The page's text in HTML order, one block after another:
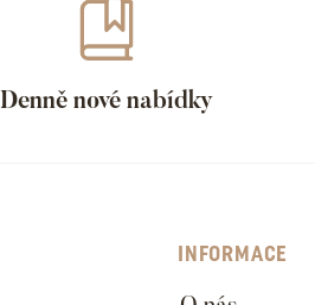
Denně nové nabídky
INFORMACE